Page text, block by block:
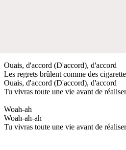
Ouais, d'accord (D'accord), d'accord
Les regrets brûlent comme des
Ouais, d'accord (D'accord), d'accord
Tu vivras toute une vie avant de
Woah-ah
Woah-ah-ah
Tu vivras toute une vie avant de